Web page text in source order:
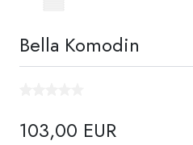
Bella Komodin
103,00 EUR